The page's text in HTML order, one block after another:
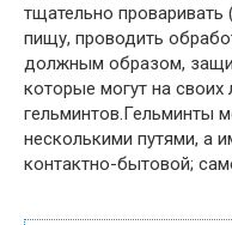
тщательно проваривать
пищу, проводить
должным образом,
которые могут на своих
гельминтов.Гельминты
несколькими путями, а
контактно-бытовой;